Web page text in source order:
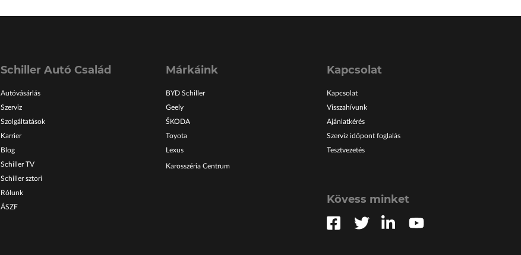
Schiller Autó Család
Autóvásárlás
Szerviz
Szolgáltatások
Karrier
Blog
Schiller TV
Schiller sztori
Rólunk
ÁSZF
Márkáink
BYD Schiller
Geely
ŠKODA
Toyota
Lexus
Karosszéria Centrum
Kapcsolat
Kapcsolat
Visszahívunk
Ajánlatkérés
Szerviz időpont foglalás
Tesztvezetés
Kövess minket